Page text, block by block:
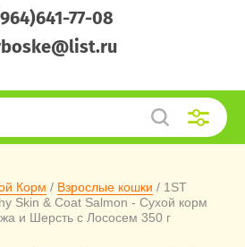
77-08
Корм / Взрослые кошки / 1ST
Skin & Coat Salmon - Сухой корм
и Шерсть с Лососем 350 г